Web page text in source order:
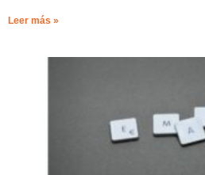
Leer más »